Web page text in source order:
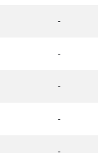
-
-
-
-